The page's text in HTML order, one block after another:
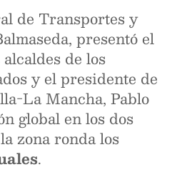
de Transportes y
presentó el
de los
y el presidente de
La Mancha, Pablo
global en los dos
zona ronda los
.